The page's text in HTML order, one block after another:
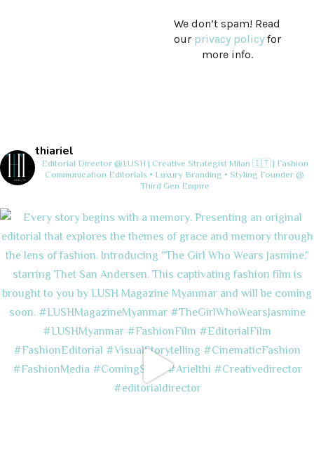
We don’t spam! Read
our privacy policyfor
more info.
thiariel
Editorial Director @LUSH | Creative StrategistMilan 🇮🇹 | Fashion
Communication Editorials • Luxury Branding • Styling Founder @
Third Gen Empire